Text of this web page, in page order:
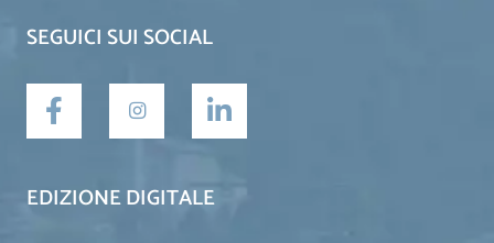
SEGUICI SUI SOCIAL
EDIZIONE DIGITALE